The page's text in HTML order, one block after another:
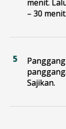
menit.
– 30
Sajikan.